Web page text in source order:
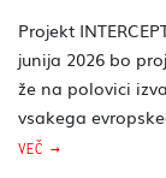
Projekt
junija 2026 bo
že na polovici
vsakega
VEČ